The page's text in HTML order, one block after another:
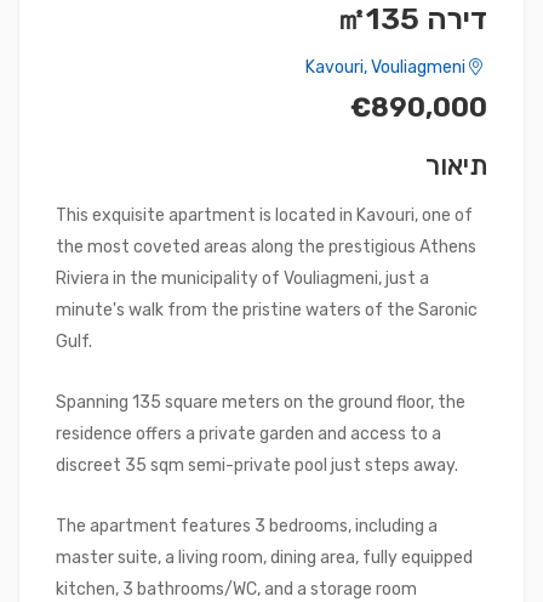
דירה ㎡135
€890,000
תיאור
This exquisite apartment is located in Kavouri, one of
the most coveted areas along the prestigious Athens
Riviera in the municipality of Vouliagmeni, just a
minute's walk from the pristine waters of the Saronic
Gulf.
Spanning 135 square meters on the ground floor, the
residence offers a private garden and access to a
discreet 35 sqm semi-private pool just steps away.
The apartment features 3 bedrooms, including a
master suite, a living room, dining area, fully equipped
kitchen, 3 bathrooms/WC, and a storage room